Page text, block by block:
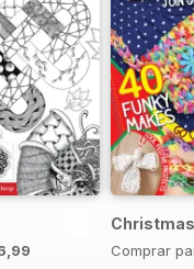
Comprar